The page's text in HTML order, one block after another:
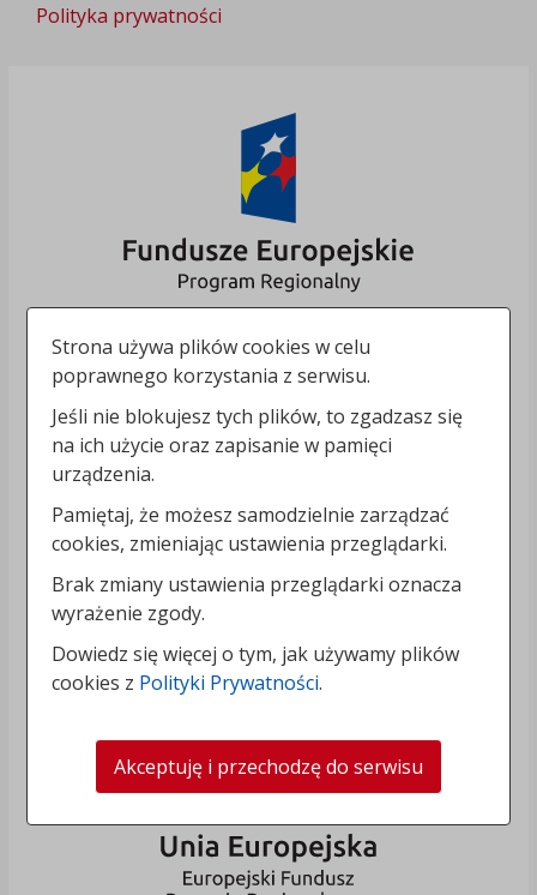
Polityka prywatności
Strona używa plików cookies w celu
poprawnego korzystania z serwisu.
Jeśli nie blokujesz tych plików, to zgadzasz się
na ich użycie oraz zapisanie w pamięci
urządzenia.
Pamiętaj, że możesz samodzielnie zarządzać
cookies, zmieniając ustawienia przeglądarki.
Brak zmiany ustawienia przeglądarki oznacza
wyrażenie zgody.
Dowiedz się więcej o tym, jak używamy plików
cookies z Polityki Prywatności.
Akceptuję i przechodzę do serwisu